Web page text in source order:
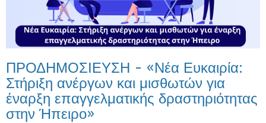
ΠΡΟΔΗΜΟΣΙΕΥΣΗ - «Νέα Ευκαιρία:
Στήριξη ανέργων και μισθωτών για
έναρξη επαγγελματικής δραστηριότητας
στην Ήπειρο»